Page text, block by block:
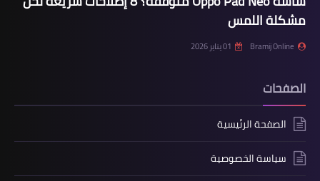
مشكلة اللمس
Bramij Online 01 يناير 2026
الصفحات
الصفحة الرئيسية
سياسة الخصوصية